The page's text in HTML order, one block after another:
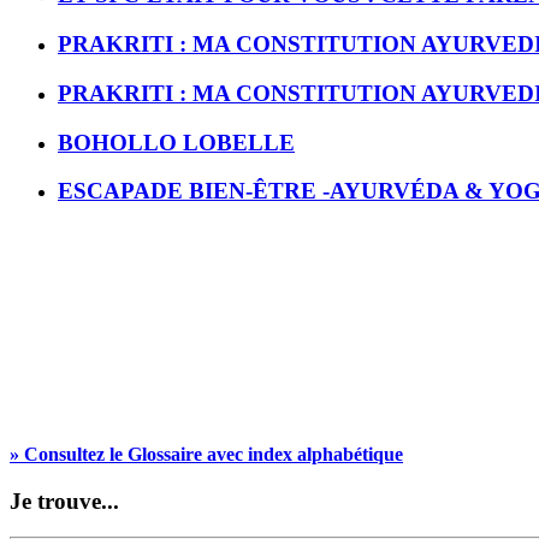
PRAKRITI : MA CONSTITUTION
PRAKRITI : MA CONSTITUTION
BOHOLLO LOBELLE
ESCAPADE BIEN-ÊTRE -AYURVÉDA &
» Consultez le Glossaire avec index alphabétique
Je trouve...